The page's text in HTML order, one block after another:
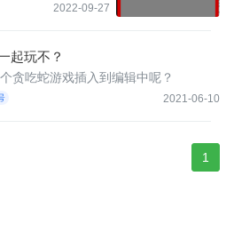
2022-09-27
起玩不？
2021-06-10
贪吃蛇游戏插入到编辑中呢？
1